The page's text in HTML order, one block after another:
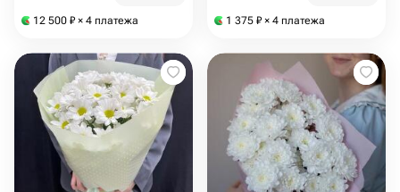
12 500 ₽ × 4 платежа 1 375 ₽ × 4 платежа